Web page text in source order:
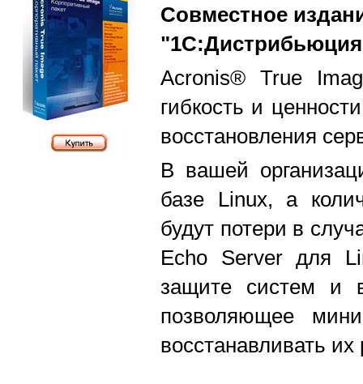
Совместное
Acronis® True
гибкость и
восстановления
В вашей
базе Linux, а
будут потери в
Echo Server для
защите систем и
позволяющее
восстанавливать их